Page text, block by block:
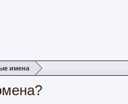
имена